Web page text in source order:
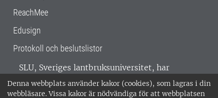
Denna webbplats använder kakor (cookies), som lagras i din
webbläsare. Vissa kakor är nödvändiga för att webbplatsen
ReachMee
Edusign
Protokoll och beslutslistor
SLU, Sveriges lantbruksuniversitet, har
verksamhet över hela Sverige. Huvudorter är
Alnarp, Uppsala och Umeå.SLU är